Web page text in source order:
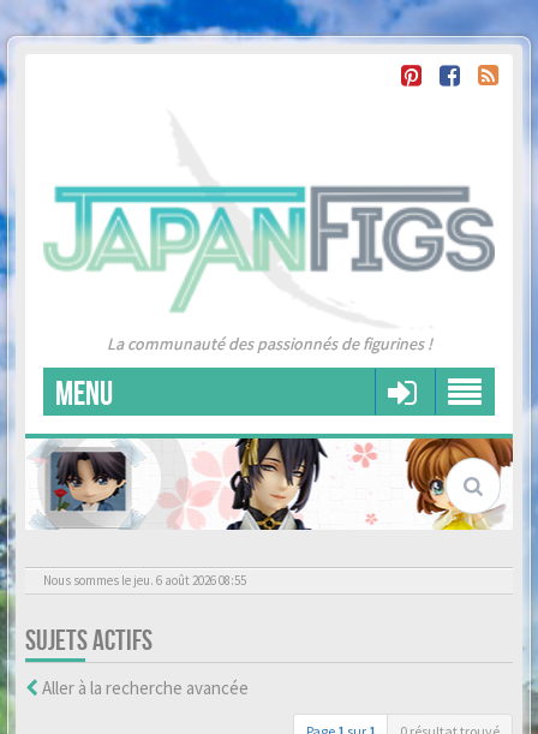
La communauté des passionnés de figurines !
MENU
Nous sommes le jeu. 6 août 2026 08:55
SUJETS ACTIFS
Aller à la recherche avancée